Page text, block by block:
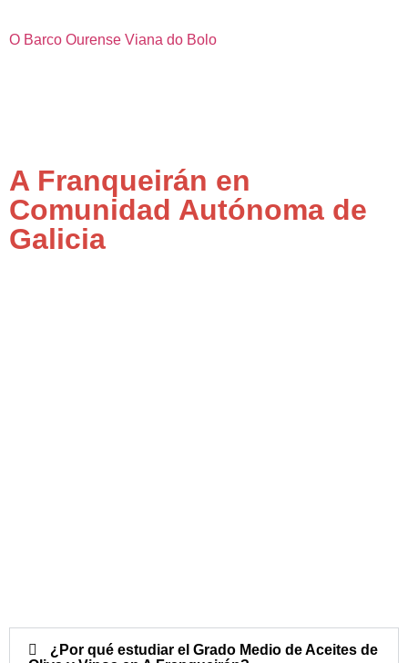
O Barco Ourense Viana do Bolo
A Franqueirán en
Comunidad Autónoma de
Galicia
¿Por qué estudiar el Grado Medio de Aceites de